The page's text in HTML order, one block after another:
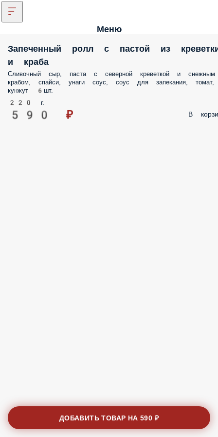
Меню
Запеченный ролл с пастой из
и краба
Сливочный сыр, паста с северной креветкой и снежным
крабом, спайси, унаги соус, соус для запекания, томат,
кунжут 6шт.
220 г.
590 ₽ В
ДОБАВИТЬ ТОВАР НА590 ₽